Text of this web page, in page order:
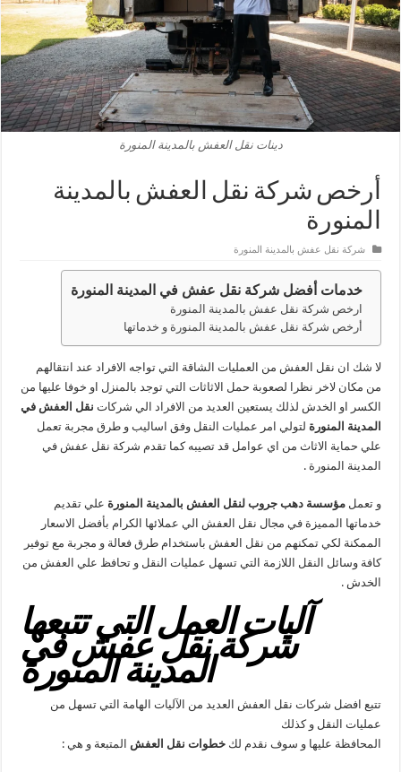
دينات نقل العفش بالمدينة المنورة
أرخص شركة نقل العفش بالمدينة
المنورة
شركة نقل عفش بالمدينة المنورة
خدمات أفضل شركة نقل عفش في المدينة المنورة
ارخص شركة نقل عفش بالمدينة المنورة
أرخص شركة نقل عفش بالمدينة المنورة و خدماتها
لا شك ان نقل العفش من العمليات الشاقة التي تواجه الافراد عند انتقالهم
من مكان لاخر نظرا لصعوبة حمل الاثاثات التي توجد بالمنزل او خوفا عليها من
الكسر او الخدش لذلك يستعين العديد من الافراد الي شركات نقل العفش في
المدينة المنورة لتولي امر عمليات النقل وفق اساليب و طرق مجربة تعمل
علي حماية الاثاث من اي عوامل قد تصيبه كما تقدم شركة نقل عفش في
المدينة المنورة .
و تعملمؤسسة دهب جروب لنقل العفش بالمدينة المنورة علي تقديم
خدماتها المميزة في مجال نقل العفش الي عملائها الكرام بأفضل الاسعار
الممكنة لكي تمكنهم من نقل العفش باستخدام طرق فعالة و مجربة مع توفير
كافة وسائل النقل اللازمة التي تسهل عمليات النقل و تحافظ علي العفش من
الخدش .
آليات العمل التي تتبعها
شركة نقل عفش في
المدينة المنورة
تتبع افضل شركات نقل العفش العديد من الآليات الهامة التي تسهل من
عمليات النقل و كذلك
المحافظة عليها و سوف نقدم لكخطوات نقل العفش المتبعة و هي :